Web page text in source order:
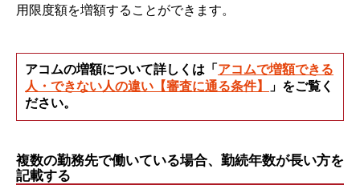
用限度額を増額することができます。
アコムの増額について詳しくは「 アコムで増額できる
人・できない人の違い【審査に通る条件】
」をご覧く
ださい。
複数の勤務先で働いている場合、勤続年数が長い方を
記載する